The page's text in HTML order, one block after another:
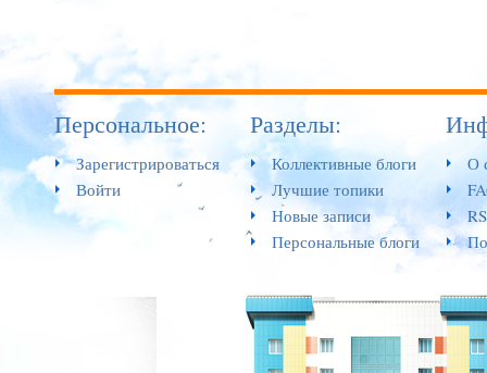
Персональное:
Зарегистрироваться
Войти
Разделы:
Коллективные блоги
Лучшие топики
Новые записи
Персональные блоги
О